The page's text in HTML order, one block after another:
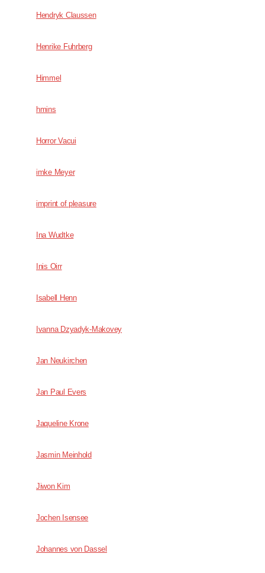
Hendryk Claussen
Henrike Fuhrberg
Himmel
hmins
Horror Vacui
imke Meyer
imprint of pleasure
Ina Wudtke
Inis Oirr
Isabell Henn
Ivanna Dzyadyk-Makovey
Jan Neukirchen
Jan Paul Evers
Jaqueline Krone
Jasmin Meinhold
Jiwon Kim
Jochen Isensee
Johannes von Dassel